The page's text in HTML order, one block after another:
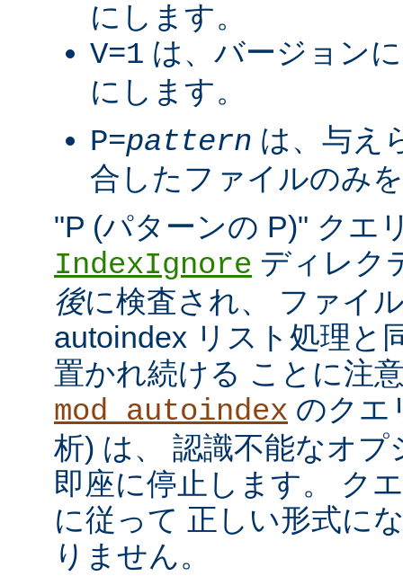
にします。
V=1 は、バージョン
にします。
P=pattern は、与え
合したファイルのみ
"P (パターンの P)" クエ
IndexIgnore ディレク
後に検査され、 ファイ
autoindex リスト処理と
置かれ続ける ことに注
mod_autoindex のクエ
析) は、 認識不能なオ
即座に停止します。 ク
に従って 正しい形式に
りません。